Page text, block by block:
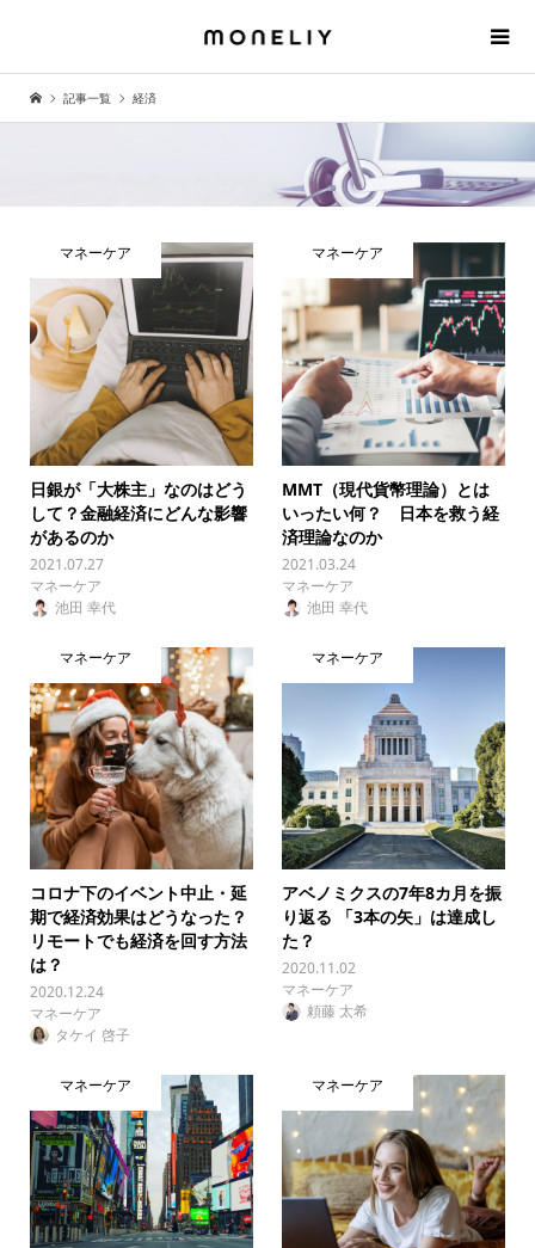
記事一覧 経済
マネーケア
日銀が「大株主」なのはどう
して？金融経済にどんな影響
があるのか
2021.07.27
マネーケア
池田 幸代
マネーケア
MMT（現代貨幣理論）とは
いったい何？ 日本を救う経
済理論なのか
2021.03.24
マネーケア
池田 幸代
マネーケア
コロナ下のイベント中止・延
期で経済効果はどうなった？
リモートでも経済を回す方法
は？
2020.12.24
マネーケア
タケイ 啓子
マネーケア
アベノミクスの7年8カ月を振
り返る 「3本の矢」は達成し
た？
2020.11.02
マネーケア
頼藤 太希
マネーケア マネーケア